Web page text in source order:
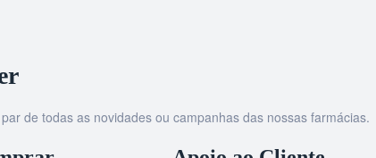
de todas as novidades ou campanhas das nossas farmácias.